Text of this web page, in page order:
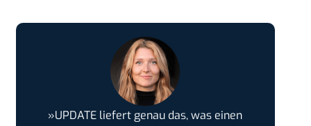
»UPDATE liefert genau das, was einen